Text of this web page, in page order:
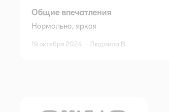
Общие впечатления
Нормально, яркая
19 октября 2024 · Людмила В.